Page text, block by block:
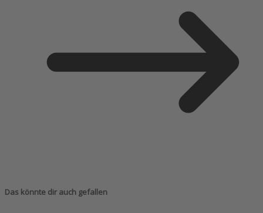
Das könnte dir auch gefallen